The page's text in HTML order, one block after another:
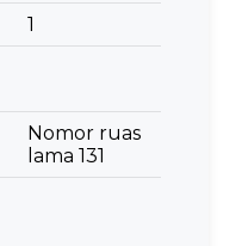
1
Nomor ruas
lama 131